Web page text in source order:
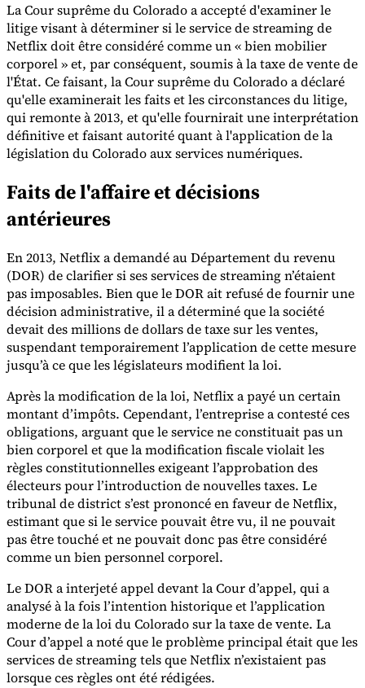
Calculateur de VATCalculateur de GSTCalculateur de taxe de
venteVérificateur de numéro de VATSuivi des obligations de
facturation électronique
Experts
Nos auteurs
Devenir contributeur Choisir un expert
La Cour suprême du Colorado a accepté d'examiner le
litige visant à déterminer si le service de streaming de
Netflix doit être considéré comme un « bien mobilier
corporel » et, par conséquent, soumis à la taxe de vente de
l'État. Ce faisant, la Cour suprême du Colorado a déclaré
qu'elle examinerait les faits et les circonstances du litige,
qui remonte à 2013, et qu'elle fournirait une interprétation
définitive et faisant autorité quant à l'application de la
législation du Colorado aux services numériques.
Faits de l'affaire et décisions
antérieures
En 2013, Netflix a demandé au Département du revenu
(DOR) de clarifier si ses services de streaming n’étaient
pas imposables. Bien que le DOR ait refusé de fournir une
décision administrative, il a déterminé que la société
devait des millions de dollars de taxe sur les ventes,
suspendant temporairement l’application de cette mesure
jusqu’à ce que les législateurs modifient la loi.
Après la modification de la loi, Netflix a payé un certain
montant d’impôts. Cependant, l’entreprise a contesté ces
obligations, arguant que le service ne constituait pas un
bien corporel et que la modification fiscale violait les
règles constitutionnelles exigeant l’approbation des
électeurs pour l’introduction de nouvelles taxes. Le
tribunal de district s’est prononcé en faveur de Netflix,
estimant que si le service pouvait être vu, il ne pouvait
pas être touché et ne pouvait donc pas être considéré
comme un bien personnel corporel.
Le DOR a interjeté appel devant la Cour d’appel, qui a
analysé à la fois l’intention historique et l’application
moderne de la loi du Colorado sur la taxe de vente. La
Cour d’appel a noté que le problème principal était que les
services de streaming tels que Netflix n’existaient pas
lorsque ces règles ont été rédigées.